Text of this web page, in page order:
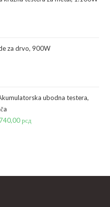
za drvo, 900W
ubodna testera,
рсд